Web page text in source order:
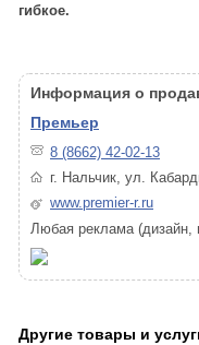
гибкое.
Информация о
Премьер
8 (8662) 42-02-13
г. Нальчик, ул.
www.premier-r.ru
Любая реклама (дизайн,
Другие товары и